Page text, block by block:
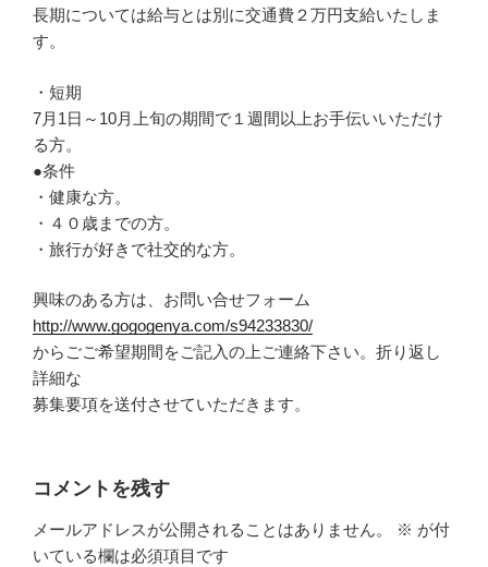
長期については給与とは別に交通費２万円支給いたしま
す。
・短期
7月1日～10月上旬の期間で１週間以上お手伝いいただけ
る方。
●条件
・健康な方。
・４０歳までの方。
・旅行が好きで社交的な方。
興味のある方は、お問い合せフォーム
http://www.gogogenya.com/s94233830/
からごご希望期間をご記入の上ご連絡下さい。折り返し
詳細な
募集要項を送付させていただきます。
コメントを残す
メールアドレスが公開されることはありません。 ※ が付
いている欄は必須項目です